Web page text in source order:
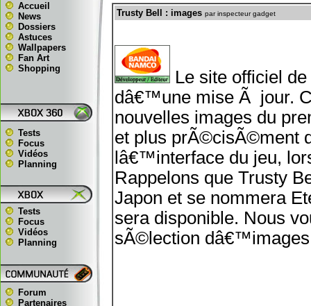
Accueil
News
Dossiers
Astuces
Wallpapers
Fan Art
Shopping
Tests
Focus
Vidéos
Planning
Tests
Focus
Vidéos
Planning
Forum
Partenaires
Trusty Bell : images par inspecteur gadget
Le site officiel de
dâ€™une mise Ã jour.
nouvelles images du
et plus prÃ©cisÃ©ment
lâ€™interface du jeu,
Rappelons que Trusty
Japon et se nommera
sera disponible. Nous
sÃ©lection